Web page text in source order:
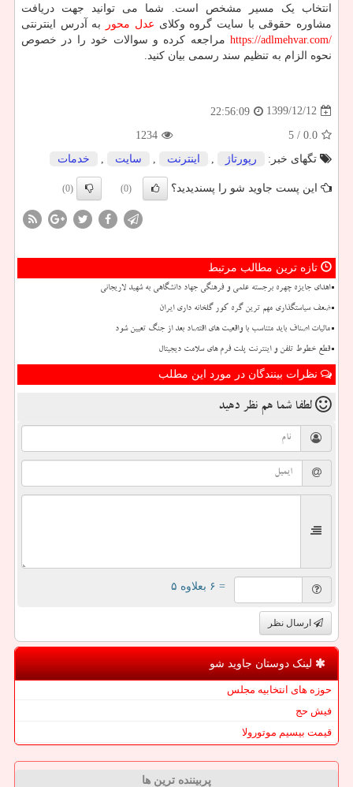
انتخاب یک مسیر مشخص است. شما می توانید جهت دریافت
مشاوره حقوقی با سایت گروه وکلای عدل محور
به آدرس اینترنتی
https://adlmehvar.com/ مراجعه کرده و سوالات خود را در خصوص
نحوه الزام به تنظیم سند رسمی بیان کنید.
1399/12/12
22:56:09
0.0
/ 5
1234
تگهای خبر:
رپورتاژ اینترنت سایت خدمات
این پست جاوید شو را پسندیدید؟ (0)
(0)
تازه ترین مطالب مرتبط
اهدای جایزه چهره برجسته علمی و فرهنگی جهاد دانشگاهی به شهید لاریجانی
ضعف سیاستگذاری مهم ترین گره کور گلخانه داری ایران
مالیات اصناف باید متناسب با واقعیت های اقتصاد بعد از جنگ تعیین شود
قطع خطوط تلفن و اینترنت پلت فرم های سلامت دیجیتال
نظرات بینندگان در مورد این مطلب
لطفا شما هم نظر دهید
= ۶ بعلاوه ۵
ارسال نظر
لینک دوستان جاوید شو
حوزه های انتخابیه مجلس
فیش حج
قیمت بیسیم موتورولا
پربیننده ترین ها